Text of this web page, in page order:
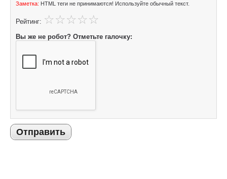
Заметка: HTML теги не принимаются! Используйте обычный текст.
Рейтинг:
Вы же не робот? Отметьте галочку:
Отправить